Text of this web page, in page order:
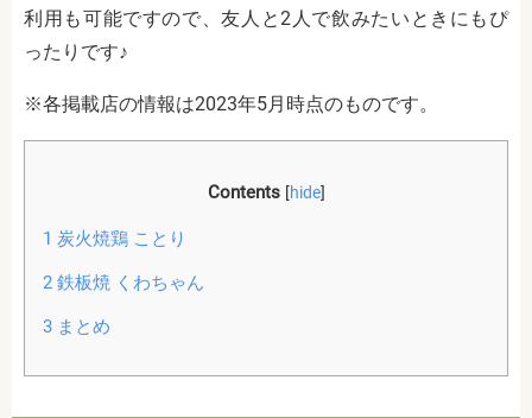
利用も可能ですので、友人と2人で飲みたいときにもぴ
ったりです♪
※各掲載店の情報は2023年5月時点のものです。
Contents [hide]
1 炭火焼鶏 ことり
2鉄板焼 くわちゃん
3まとめ